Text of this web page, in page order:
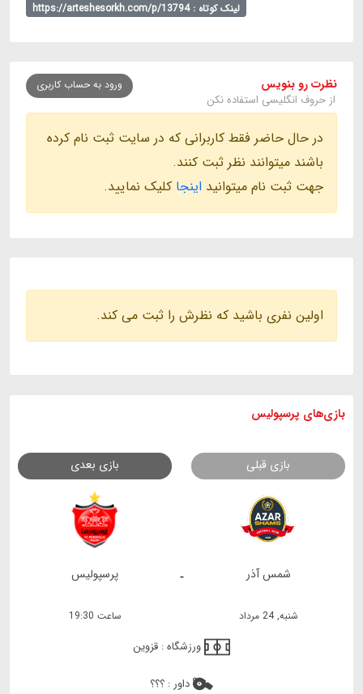
لینک کوتاه : https://arteshesorkh.com/p/13794
نظرت رو بنویس
از حروف انگلیسی استفاده نکن
ورود به حساب کاربری
در حال حاضر فقط کاربرانی که در سایت ثبت نام کرده
باشند میتوانند نظر ثبت کنند.
جهت ثبت نام میتوانید اینجا کلیک نمایید.
اولین نفری باشید که نظرش را ثبت می کند.
بازی های پرسپولیس
بازی قبلی بازی بعدی
- شمس آذر پرسپولیس
شنبه, 24 مرداد ساعت 19:30
ورزشگاه : قزوین
داور : ؟؟؟